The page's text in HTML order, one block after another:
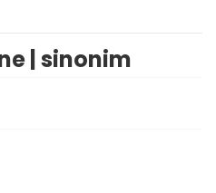
| sinonim